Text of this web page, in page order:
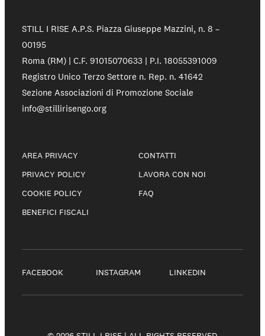
STILL I RISE A.P.S. Piazza Giuseppe Mazzini, n. 8 –
00195
Roma (RM) | C.F. 91015070633 | P.I. 18055391009
Registro Unico Terzo Settore n. Rep. n. 41642
Sezione Associazioni di Promozione Sociale
info@stillirisengo.org
AREA PRIVACY
PRIVACY POLICY
COOKIE POLICY
BENEFICI FISCALI
CONTATTI
LAVORA CON NOI
FAQ
FACEBOOK INSTAGRAM LINKEDIN